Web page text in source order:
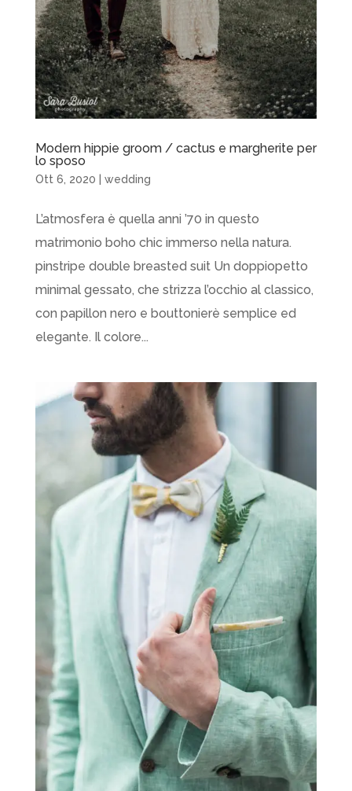
Modern hippie groom / cactus e margherite per
lo sposo
Ott 6, 2020 | wedding
L’atmosfera è quella anni ’70 in questo
matrimonio boho chic immerso nella natura.
pinstripe double breasted suit Un doppiopetto
minimal gessato, che strizza l’occhio al classico,
con papillon nero e bouttonierè semplice ed
elegante. Il colore...